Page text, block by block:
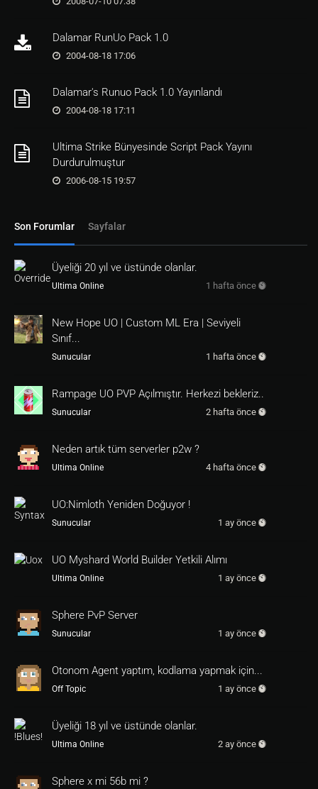
endifDalamar RunUo Pack 1.0
2004-08-18 17:06
Dalamar's Runuo Pack 1.0 Yayınlandı
2004-08-18 17:11
Ultima Strike Bünyesinde Script Pack Yayını
Durdurulmuştur
2006-08-15 19:57
Son Forumlar Sayfalar
Üyeliği 20 yıl ve üstünde olanlar.
Ultima Online 1 hafta önce
New Hope UO | Custom ML Era | Seviyeli
Sınıf...
Sunucular 1 hafta önce
Rampage UO PVP Açılmıştır. Herkezi bekleriz..
Sunucular 2 hafta önce
Neden artık tüm serverler p2w ?
Ultima Online 4 hafta önce
UO:Nimloth Yeniden Doğuyor !
Sunucular 1 ay önce
UO Myshard World Builder Yetkili Alımı
Ultima Online 1 ay önce
Sphere PvP Server
Sunucular 1 ay önce
Otonom Agent yaptım, kodlama yapmak için...
Off Topic 1 ay önce
Üyeliği 18 yıl ve üstünde olanlar.
Ultima Online 2 ay önce
Sphere x mi 56b mi ?